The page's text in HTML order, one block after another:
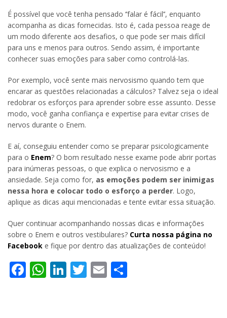
É possível que você tenha pensado ‘’falar é fácil’’, enquanto
acompanha as dicas fornecidas. Isto é, cada pessoa reage de
um modo diferente aos desafios, o que pode ser mais difícil
para uns e menos para outros. Sendo assim, é importante
conhecer suas emoções para saber como controlá-las.
Por exemplo, você sente mais nervosismo quando tem que
encarar as questões relacionadas a cálculos? Talvez seja o ideal
redobrar os esforços para aprender sobre esse assunto. Desse
modo, você ganha confiança e expertise para evitar crises de
nervos durante o Enem.
E aí, conseguiu entender como se preparar psicologicamente
para o Enem? O bom resultado nesse exame pode abrir portas
para inúmeras pessoas, o que explica o nervosismo e a
ansiedade. Seja como for, as emoções podem ser inimigas
nessa hora e colocar todo o esforço a perder. Logo,
aplique as dicas aqui mencionadas e tente evitar essa situação.
Quer continuar acompanhando nossas dicas e informações
sobre o Enem e outros vestibulares? Curta nossa página no
Facebook e fique por dentro das atualizações de conteúdo!
Facebook
WhatsApp
LinkedIn
Twitter
Email